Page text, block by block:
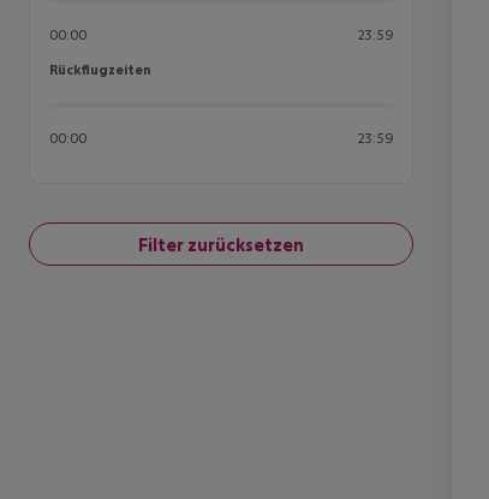
00:00 23:59
Rückflugzeiten
Rückflugzeiten
00:00 23:59
Filter zurücksetzen